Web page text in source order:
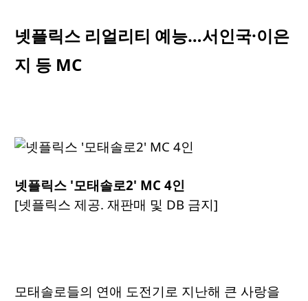
넷플릭스 리얼리티 예능…서인국·이은
지 등 MC
넷플릭스 '모태솔로2' MC 4인
[넷플릭스 제공. 재판매 및 DB 금지]
모태솔로들의 연애 도전기로 지난해 큰 사랑을